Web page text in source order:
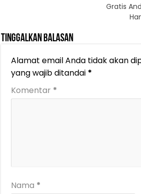
Gratis
Tinggalkan Balasan
Alamat email Anda tidak akan
yang wajib ditandai *
Komentar *
Nama *